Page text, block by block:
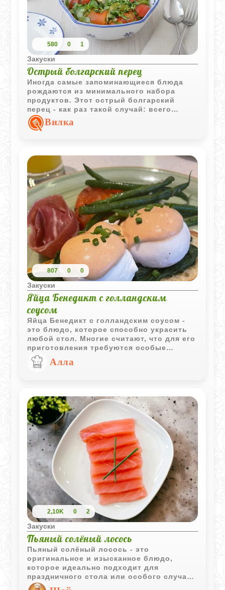
580 0 1
Закуски
Острый болгарский перец
Иногда самые запоминающиеся блюда
рождаются из минимального набора
продуктов. Этот острый болгарский
перец - как раз такой случай: всего
несколько ингредиентов, немного огня,
щепотка терпения - и у вас готова
основное блюдо.
Вилка
807 0 0
Закуски
Яйца Бенедикт с голландским
соусом
Яйца Бенедикт с голландским соусом -
это блюдо, которое способно украсить
любой стол. Многие считают, что для его
приготовления требуются особые
кулинарные навыки, но на самом деле
все гораздо проще. Секрет вкусного
сваренным яйцом и поджаренным
хлебом. Этот завтрак не только вкусен,
но и сытен, и, что важно, его можно
приготовить без особых усилий, даже не
будучи профессиональным шеф-
поваром.
Алла
2,10K 0 2
Закуски
Пьяный солёный лосось
Пьяный солёный лосось - это
оригинальное и изысканное блюдо,
которое идеально подходит для
праздничного стола или особого случая.
Лосось маринуется в смеси соли, сахара